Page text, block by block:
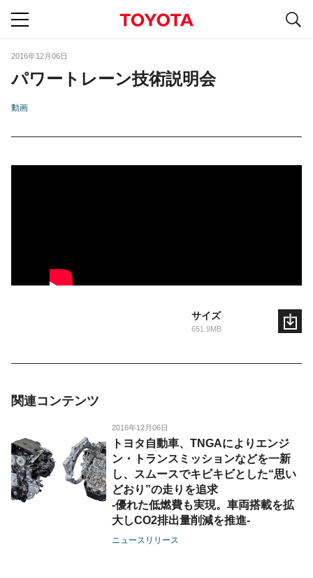
2016年12月06日
パワートレーン技術説明会
動画
サイズ
651.9MB
関連コンテンツ
2016年12月06日
トヨタ自動車、TNGAによりエンジ
ン・トランスミッションなどを一新
し、スムースでキビキビとした“思い
どおり”の走りを追求
-優れた低燃費も実現。車両搭載を拡
大しCO2排出量削減を推進-
ニュースリリース